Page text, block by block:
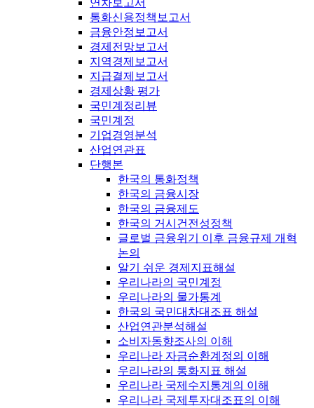
연차보고서
통화신용정책보고서
금융안정보고서
경제전망보고서
지역경제보고서
지급결제보고서
경제상황 평가
국민계정리뷰
국민계정
기업경영분석
산업연관표
단행본
한국의 통화정책
한국의 금융시장
한국의 금융제도
한국의 거시건전성정책
글로벌 금융위기 이후 금융규제 개혁
논의
알기 쉬운 경제지표해설
우리나라의 국민계정
우리나라의 물가통계
한국의 국민대차대조표 해설
산업연관분석해설
소비자동향조사의 이해
우리나라 자금순환계정의 이해
우리나라의 통화지표 해설
우리나라 국제수지통계의 이해
우리나라 국제투자대조표의 이해